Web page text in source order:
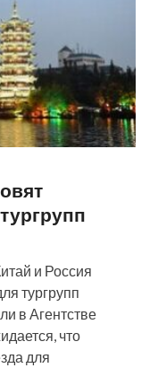
и Россия
тургрупп
в Агентстве
что
для